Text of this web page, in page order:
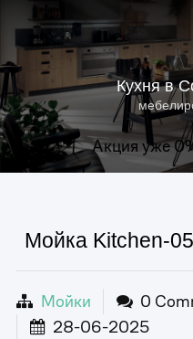
Кухня в
Акция уже0
Мойка Kitchen-
Мойки 0
28-06-2025